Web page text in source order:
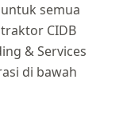
semua
CIDB
& Services
di bawah